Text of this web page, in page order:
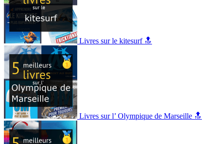
Livres sur le kitesurf 🔝
Livres sur l’ Olympique de Marseille 🔝